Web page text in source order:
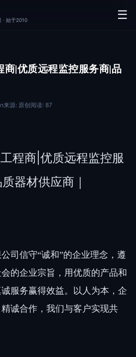
· 始于2010 ☰
商|优质远程监控服务商|品
来源: 原创阅读: 87
程商|优质远程监控服
器材供应商｜
司信守“诚和”的企业理念，遵
的企业宗旨，用优质的产品和
服务赢得效益。以人为本，企
诚合作，我们与客户实现共